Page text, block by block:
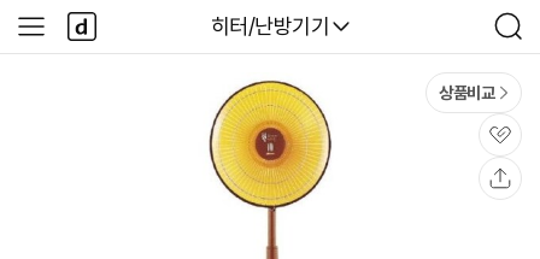
다나와
히터/난방기기
검
색
사
이
다
나
와
상품비교
관
심